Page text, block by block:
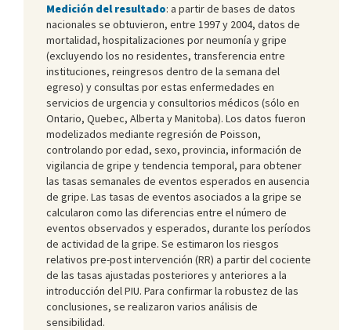
Medición del resultado: a partir de bases de datos
nacionales se obtuvieron, entre 1997 y 2004, datos de
mortalidad, hospitalizaciones por neumonía y gripe
(excluyendo los no residentes, transferencia entre
instituciones, reingresos dentro de la semana del
egreso) y consultas por estas enfermedades en
servicios de urgencia y consultorios médicos (sólo en
Ontario, Quebec, Alberta y Manitoba). Los datos fueron
modelizados mediante regresión de Poisson,
controlando por edad, sexo, provincia, información de
vigilancia de gripe y tendencia temporal, para obtener
las tasas semanales de eventos esperados en ausencia
de gripe. Las tasas de eventos asociados a la gripe se
calcularon como las diferencias entre el número de
eventos observados y esperados, durante los períodos
de actividad de la gripe. Se estimaron los riesgos
relativos pre-post intervención (RR) a partir del cociente
de las tasas ajustadas posteriores y anteriores a la
introducción del PIU. Para confirmar la robustez de las
conclusiones, se realizaron varios análisis de
sensibilidad.